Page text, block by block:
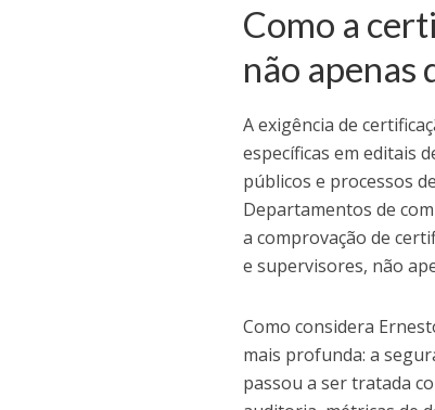
Como a
não apenas
A exigência de
específicas em editais
públicos e processos
Departamentos de
a comprovação de
e supervisores, não
Como considera
mais profunda: a
passou a ser tratada